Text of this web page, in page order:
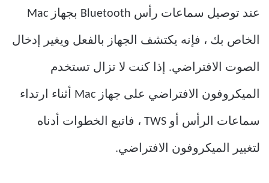
عند توصيل سماعات رأس Bluetooth بجهاز Mac
الخاص بك ، فإنه يكتشف الجهاز بالفعل ويغير إدخال
الصوت الافتراضي. إذا كنت لا تزال تستخدم
الميكروفون الافتراضي على جهاز Mac أثناء ارتداء
سماعات الرأس أو TWS ، فاتبع الخطوات أدناه
لتغيير الميكروفون الافتراضي.